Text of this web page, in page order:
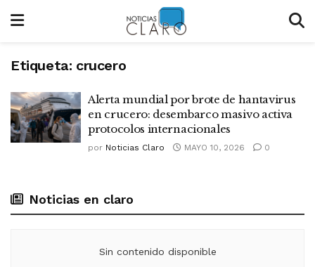
Etiqueta: crucero
Alerta mundial por brote de hantavirus
en crucero: desembarco masivo activa
protocolos internacionales
por Noticias Claro MAYO 10, 2026 0
Noticias en claro
Sin contenido disponible